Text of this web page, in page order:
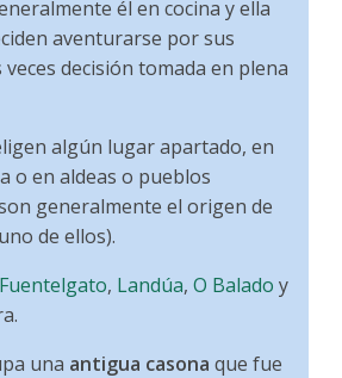
él en cocina y ella
aventurarse por sus
veces decisión tomada en plena
algún lugar apartado, en
o en aldeas o pueblos
generalmente el origen de
de ellos).
Fuentelgato, Landúa,O Balado y
una antigua casona que fue